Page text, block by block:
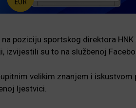
poziciju sportskog direktora HNK
izvijestili su to na službenoj
velikim znanjem i iskustvom
ljestvici.